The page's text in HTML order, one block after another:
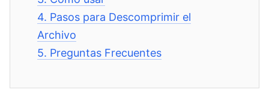
4. Pasos para Descomprimir el
Archivo
5. Preguntas Frecuentes